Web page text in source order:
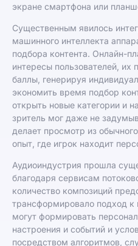
экране смартфона или
Существенным явилось
машинного интеллекта
подбора контента. Онлайн-
интересы пользователей,
баллы, генерируя
экономить время подбор
открыть новые категории и
зритель мог даже не
делает просмотр из
опыт, где игрок находит
Аудиоиндустрия прошла
благодаря сервисам
количество композиций
трансформировало подход к
могут формировать
настроения и событий и
посредством алгоритмов,